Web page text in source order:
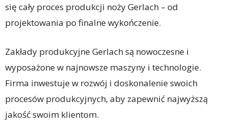
się cały proces produkcji noży Gerlach – od
projektowania po finalne wykończenie.
Zakłady produkcyjne Gerlach są nowoczesne i
wyposażone w najnowsze maszyny i technologie.
Firma inwestuje w rozwój i doskonalenie swoich
procesów produkcyjnych, aby zapewnić najwyższą
jakość swoim klientom.